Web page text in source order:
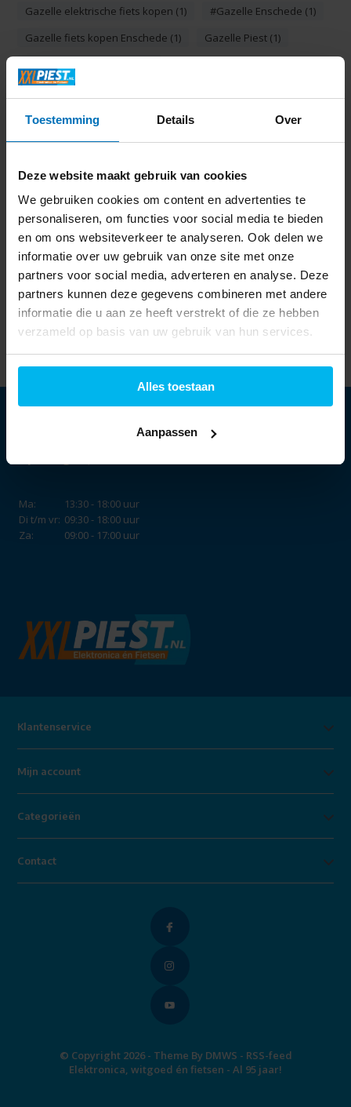
Toestemming Details Over
Deze website maakt gebruik van cookies
We gebruiken cookies om content en advertenties te
personaliseren, om functies voor social media te bieden
en om ons websiteverkeer te analyseren. Ook delen we
informatie over uw gebruik van onze site met onze
partners voor social media, adverteren en analyse. Deze
partners kunnen deze gegevens combineren met andere
informatie die u aan ze heeft verstrekt of die ze hebben
verzameld op basis van uw gebruik van hun services.
Alles toestaan
Aanpassen
Gazelle elektrische fiets kopen (1)
#Gazelle Enschede (1)
Gazelle fiets kopen Enschede (1)
Gazelle Piest (1)
inbouw oven enschede (1)
inbouw service enschede (1)
inbouw vaatwasser enschede (1)
inbouwspecialist enschede (1)
inbouwspecialist hengelo (1)
inbouwspecialist twente (1)
luchtbevochtiger enschede (1)
luchtreiniger enschede (1)
luchtreiniger hengelo (1)
Piest Gazelle dealer (1)
Piest Gazelle Premium dealer (1)
Qlima (1)
schone lucht enschede (1)
1van1 artikelen
Ma:
13:30 - 18:00 uur
Di t/m vr: 09:30 - 18:00 uur
Za:
09:00 - 17:00 uur
Klantenservice
Mijn account
Categorieën
Contact
© Copyright 2026 - Theme By DMWS - RSS-feed
Elektronica, witgoed én fietsen - Al 95 jaar!